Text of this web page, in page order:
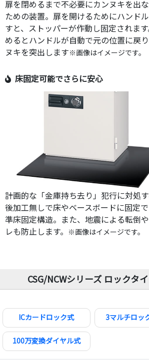
扉を閉めるまで不必要にカンヌキを出
ための装置。扉を開けるためにハンド
すと、ストッパーが作動し固定されま
めるとハンドルが自動で元の位置に戻
ヌキを突出します※画像はイメージです。
床固定可能でさらに安心
計画的な「金庫持ち去り」犯行に対処す
後加工無しで床やベースボードに固定
準床固定構造。また、地震による転倒
レも防止します。 ※画像はイメージです。
CSG/NCWシリーズ ロックタ
ICカードロック式 3マルチロッ
100万変換ダイヤル式